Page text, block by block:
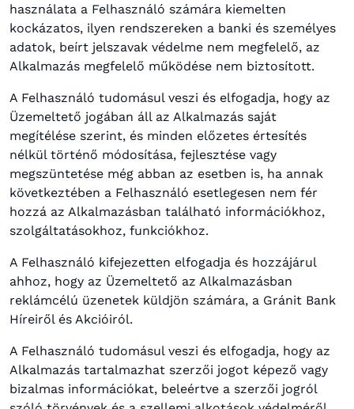
használata a Felhasználó számára kiemelten
kockázatos, ilyen rendszereken a banki és személyes
adatok, beírt jelszavak védelme nem megfelelő, az
Alkalmazás megfelelő működése nem biztosított.
A Felhasználó tudomásul veszi és elfogadja, hogy az
Üzemeltető jogában áll az Alkalmazás saját
megítélése szerint, és minden előzetes értesítés
nélkül történő módosítása, fejlesztése vagy
megszüntetése még abban az esetben is, ha annak
következtében a Felhasználó esetlegesen nem fér
hozzá az Alkalmazásban található információkhoz,
szolgáltatásokhoz, funkciókhoz.
A Felhasználó kifejezetten elfogadja és hozzájárul
ahhoz, hogy az Üzemeltető az Alkalmazásban
reklámcélú üzenetek küldjön számára, a Gránit Bank
Híreiről és Akcióiról.
A Felhasználó tudomásul veszi és elfogadja, hogy az
Alkalmazás tartalmazhat szerzői jogot képező vagy
bizalmas információkat, beleértve a szerzői jogról